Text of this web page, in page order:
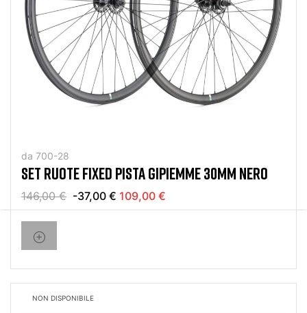
da 700-28
SET RUOTE FIXED PISTA GIPIEMME 30MM NERO
146,00 € -37,00 € 109,00 €
NON DISPONIBILE